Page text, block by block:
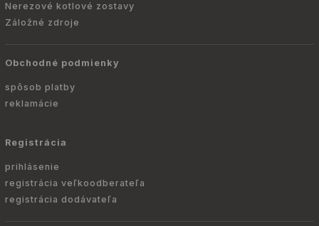
Nerezové kotlové zostavy
Záložné zdroje
Obchodné podmienky
spôsob platby
reklamácie
Registrácia
prihlásenie
registrácia veľkoodberateľa
registrácia dodávateľa